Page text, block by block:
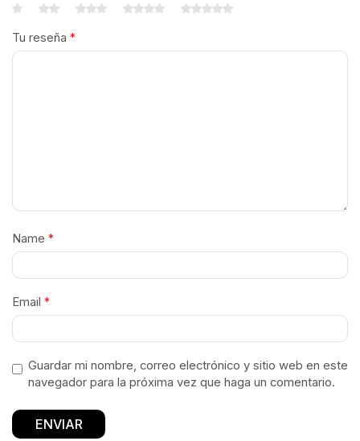
Tu reseña *
Name *
Email *
Guardar mi nombre, correo electrónico y sitio web en este
navegador para la próxima vez que haga un comentario.